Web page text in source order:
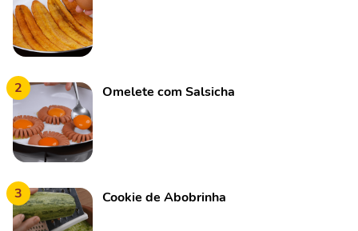
2 Omelete com Salsicha
3 Cookie de Abobrinha